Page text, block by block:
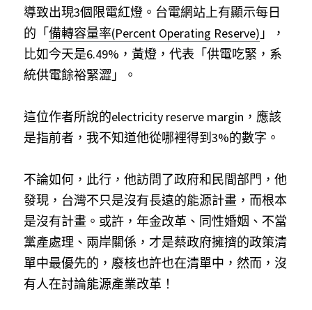
導致出現3個限電紅燈。台電網站上有顯示每日
的「備轉容量率(Percent Operating Reserve) 」，
比如今天是6.49%，黃燈，代表「供電吃緊，系
統供電餘裕緊澀」。
這位作者所說的electricity reserve margin，應該
是指前者，我不知道他從哪裡得到3%的數字。
不論如何，此行，他訪問了政府和民間部門，他
發現，台灣不只是沒有長遠的能源計畫，而根本
是沒有計畫。或許，年金改革、同性婚姻、不當
黨產處理、兩岸關係，才是蔡政府擁擠的政策清
單中最優先的，廢核也許也在清單中，然而，沒
有人在討論能源產業改革！